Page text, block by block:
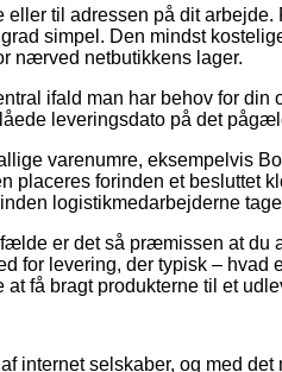
til adressen på dit arbejde.
simpel. Den mindst
nærved netbutikkens lager.
ifald man har behov for din
leveringsdato på det
varenumre, eksempelvis
placeres forinden et besluttet
logistikmedarbejderne
er det så præmissen at du
for levering, der typisk – hvad
få bragt produkterne til et
internet selskaber, og med det